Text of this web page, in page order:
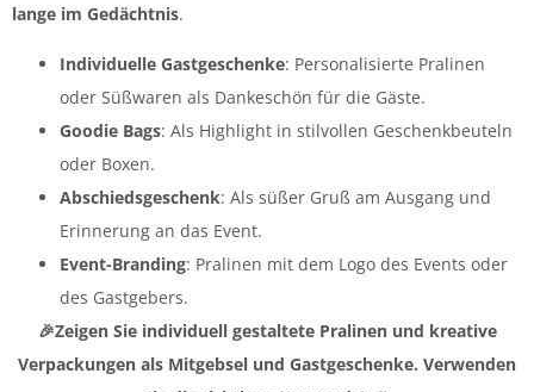
lange im Gedächtnis.
Individuelle Gastgeschenke: Personalisierte Pralinen
oder Süßwaren als Dankeschön für die Gäste.
Goodie Bags: Als Highlight in stilvollen Geschenkbeuteln
oder Boxen.
Abschiedsgeschenk: Als süßer Gruß am Ausgang und
Erinnerung an das Event.
Event-Branding: Pralinen mit dem Logo des Events oder
des Gastgebers.
🎉Zeigen Sie individuell gestaltete Pralinen und kreative
Verpackungen als Mitgebsel und Gastgeschenke. Verwenden